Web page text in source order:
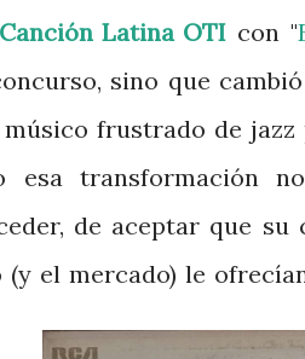
Latina OTI con "
sino que
frustrado de
esa transformación
de aceptar que
el mercado) le